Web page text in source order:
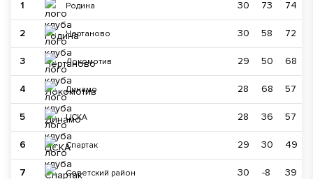
1 Родина 30 73 74
2 Чертаново 30 58 72
3 Локомотив 29 50 68
4 Динамо 28 68 57
5 ЦСКА 28 36 57
6 Спартак 29 30 49
7 Советский район 30 -8 39